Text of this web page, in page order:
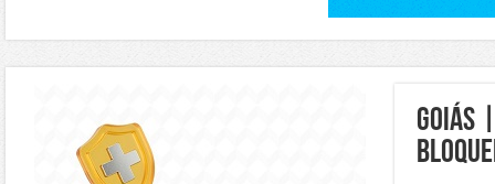
goiás